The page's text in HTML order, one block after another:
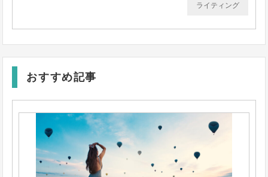
ライティング
おすすめ記事